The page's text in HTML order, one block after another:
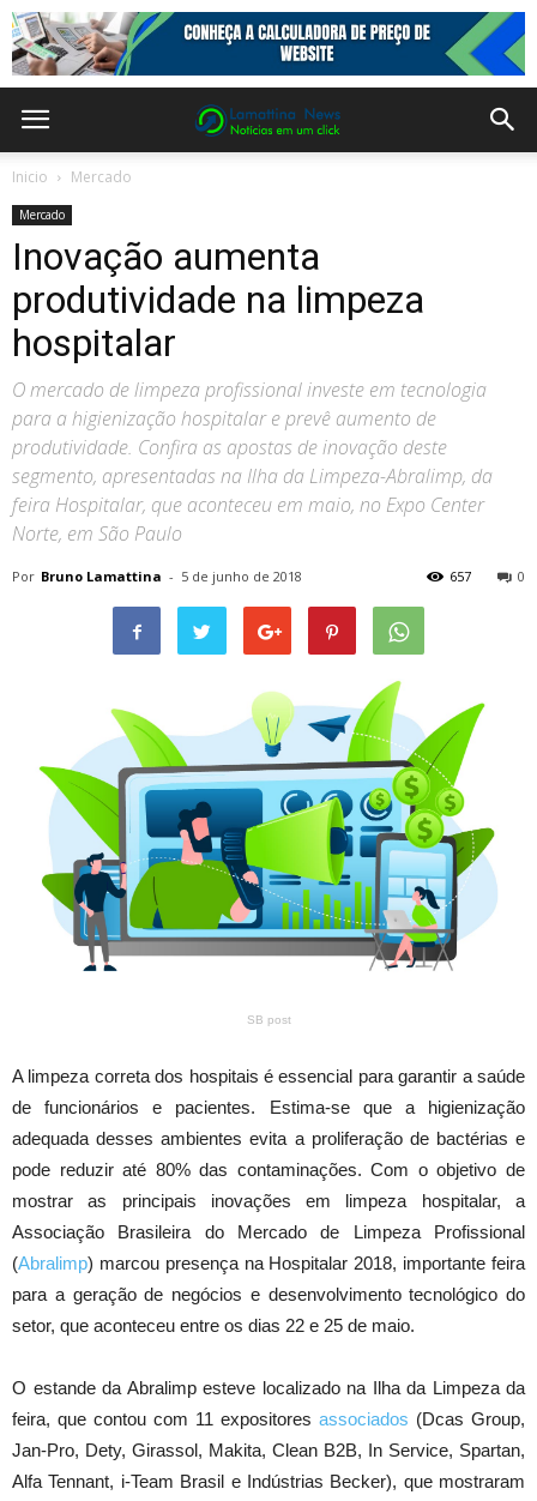
Inicio Mercado
Mercado
Inovação aumenta
produtividade na limpeza
hospitalar
O mercado de limpeza profissional investe em tecnologia
para a higienização hospitalar e prevê aumento de
produtividade. Confira as apostas de inovação deste
segmento, apresentadas na Ilha da Limpeza-Abralimp, da
feira Hospitalar, que aconteceu em maio, no Expo Center
Norte, em São Paulo
Por Bruno Lamattina - 5 de junho de 2018 0
657
SB post
A limpeza correta dos hospitais é essencial para garantir a saúde
de funcionários e pacientes. Estima-se que a higienização
adequada desses ambientes evita a proliferação de bactérias e
pode reduzir até 80% das contaminações. Com o objetivo de
mostrar as principais inovações em limpeza hospitalar, a
Associação Brasileira do Mercado de Limpeza Profissional
(Abralimp) marcou presença na Hospitalar 2018, importante feira
para a geração de negócios e desenvolvimento tecnológico do
setor, que aconteceu entre os dias 22 e 25 de maio.
O estande da Abralimp esteve localizado na Ilha da Limpeza da
feira, que contou com 11 expositores associados (Dcas Group,
Jan-Pro, Dety, Girassol, Makita, Clean B2B, In Service, Spartan,
Alfa Tennant, i-Team Brasil e Indústrias Becker), que mostraram